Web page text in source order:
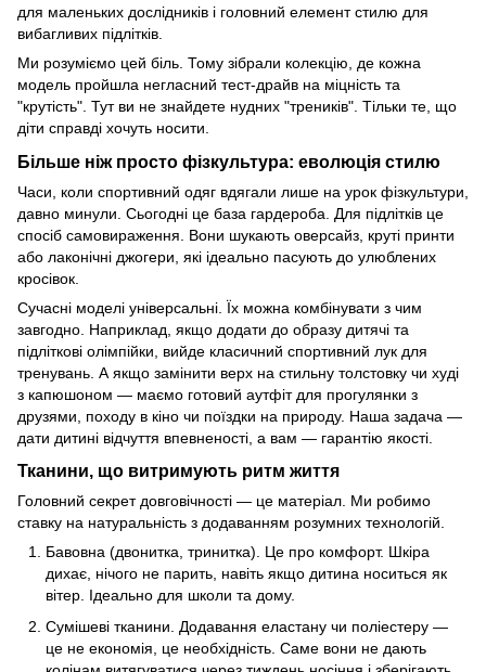
для маленьких дослідників і головний елемент стилю для
вибагливих підлітків.
Ми розуміємо цей біль. Тому зібрали колекцію, де кожна
модель пройшла негласний тест-драйв на міцність та
"крутість". Тут ви не знайдете нудних "треників". Тільки те, що
діти справді хочуть носити.
Більше ніж просто фізкультура: еволюція стилю
Часи, коли спортивний одяг вдягали лише на урок фізкультури,
давно минули. Сьогодні це база гардероба. Для підлітків це
спосіб самовираження. Вони шукають оверсайз, круті принти
або лаконічні джогери, які ідеально пасують до улюблених
кросівок.
Сучасні моделі універсальні. Їх можна комбінувати з чим
завгодно. Наприклад, якщо додати до образу дитячі та
підліткові олімпійки, вийде класичний спортивний лук для
тренувань. А якщо замінити верх на стильну толстовку чи худі
з капюшоном — маємо готовий аутфіт для прогулянки з
друзями, походу в кіно чи поїздки на природу. Наша задача —
дати дитині відчуття впевненості, а вам — гарантію якості.
Тканини, що витримують ритм життя
Головний секрет довговічності — це матеріал. Ми робимо
ставку на натуральність з додаванням розумних технологій.
Бавовна (двонитка, тринитка). Це про комфорт. Шкіра
дихає, нічого не парить, навіть якщо дитина носиться як
вітер. Ідеально для школи та дому.
Сумішеві тканини. Додавання еластану чи поліестеру —
це не економія, це необхідність. Саме вони не дають